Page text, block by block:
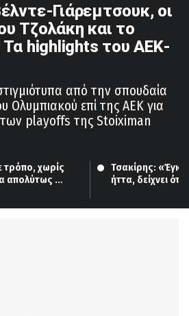
Γιάρεμτσουκ, οι
Τζολάκη και το
Τα highlights του ΑΕΚ-
από την σπουδαία
Ολυμπιακού επί της ΑΕΚ για
playoffs της Stoiximan
τρόπο, χωρίς
απολύτως
Τσακίρης:
ήττα, δείχνει